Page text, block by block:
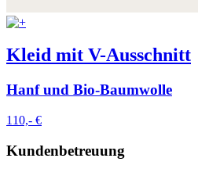
Kleid mit V-Ausschnitt
Hanf und Bio-Baumwolle
110,- €
Kundenbetreuung